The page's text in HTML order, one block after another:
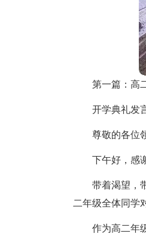
第一篇：高
开学典礼发
尊敬的各位
下午好，感
带着渴望，
二年级全体同学
作为高二年